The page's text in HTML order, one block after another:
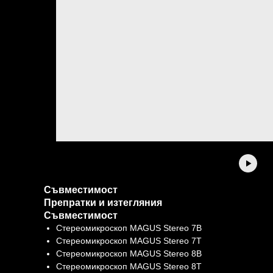
Съвместимост
Препратки и изтегляния
Съвместимост
Стереомикроскоп MAGUS Stereo 7B
Стереомикроскоп MAGUS Stereo 7T
Стереомикроскоп MAGUS Stereo 8B
Стереомикроскоп MAGUS Stereo 8T